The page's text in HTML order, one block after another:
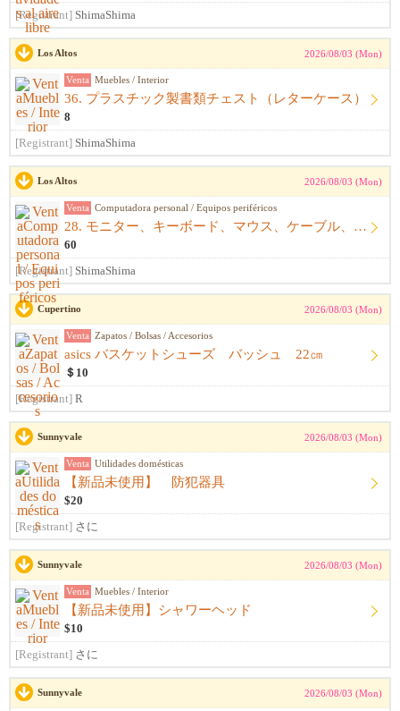
[Registrant] ShimaShima
Los Altos 2026/08/03 (Mon)
Venta Muebles / Interior
36. プラスチック製書類チェスト（レターケース）
8
[Registrant] ShimaShima
Los Altos 2026/08/03 (Mon)
Venta Computadora personal / Equipos periféricos
28. モニター、キーボード、マウス、ケーブル、アームレスト一式
60
[Registrant] ShimaShima
Cupertino 2026/08/03 (Mon)
Venta Zapatos / Bolsas / Accesorios
asics バスケットシューズ バッシュ 22㎝
＄10
[Registrant] R
Sunnyvale 2026/08/03 (Mon)
Venta Utilidades domésticas
【新品未使用】 防犯器具
$20
[Registrant] さに
Sunnyvale 2026/08/03 (Mon)
Venta Muebles / Interior
【新品未使用】シャワーヘッド
$10
[Registrant] さに
Sunnyvale 2026/08/03 (Mon)